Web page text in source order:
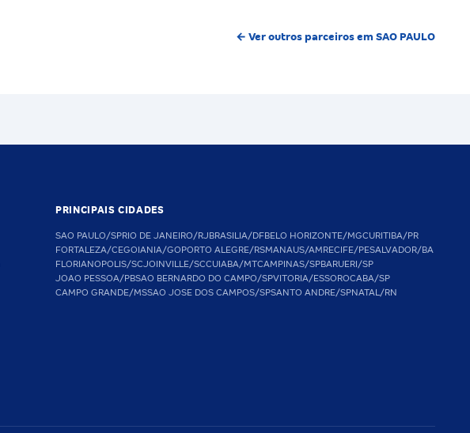
← Ver outros parceiros em SAO PAULO
PRINCIPAIS CIDADES
SAO PAULO/SPRIO DE JANEIRO/RJBRASILIA/DFBELO HORIZONTE/MGCURITIBA/PR
FORTALEZA/CEGOIANIA/GOPORTO ALEGRE/RSMANAUS/AMRECIFE/PESALVADOR/BA
FLORIANOPOLIS/SCJOINVILLE/SCCUIABA/MTCAMPINAS/SPBARUERI/SP
JOAO PESSOA/PBSAO BERNARDO DO CAMPO/SPVITORIA/ESSOROCABA/SP
CAMPO GRANDE/MSSAO JOSE DOS CAMPOS/SPSANTO ANDRE/SPNATAL/RN